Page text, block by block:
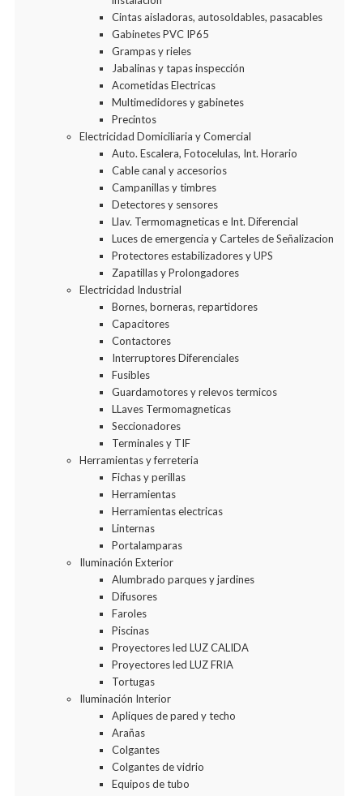
Cintas aisladoras, autosoldables, pasacables
Gabinetes PVC IP65
Grampas y rieles
Jabalinas y tapas inspección
Acometidas Electricas
Multimedidores y gabinetes
Precintos
Electricidad Domiciliaria y Comercial
Auto. Escalera, Fotocelulas, Int. Horario
Cable canal y accesorios
Campanillas y timbres
Detectores y sensores
Llav. Termomagneticas e Int. Diferencial
Luces de emergencia y Carteles de Señalizacion
Protectores estabilizadores y UPS
Zapatillas y Prolongadores
Electricidad Industrial
Bornes, borneras, repartidores
Capacitores
Contactores
Interruptores Diferenciales
Fusibles
Guardamotores y relevos termicos
LLaves Termomagneticas
Seccionadores
Terminales y TIF
Herramientas y ferreteria
Fichas y perillas
Herramientas
Herramientas electricas
Linternas
Portalamparas
Iluminación Exterior
Alumbrado parques y jardines
Difusores
Faroles
Piscinas
Proyectores led LUZ CALIDA
Proyectores led LUZ FRIA
Tortugas
Iluminación Interior
Apliques de pared y techo
Arañas
Colgantes
Colgantes de vidrio
Equipos de tubo